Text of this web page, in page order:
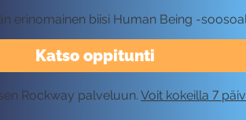
Katso oppitunti
erinomainen biisi Human Being -
Rockway palveluun. Voit kokeilla 7